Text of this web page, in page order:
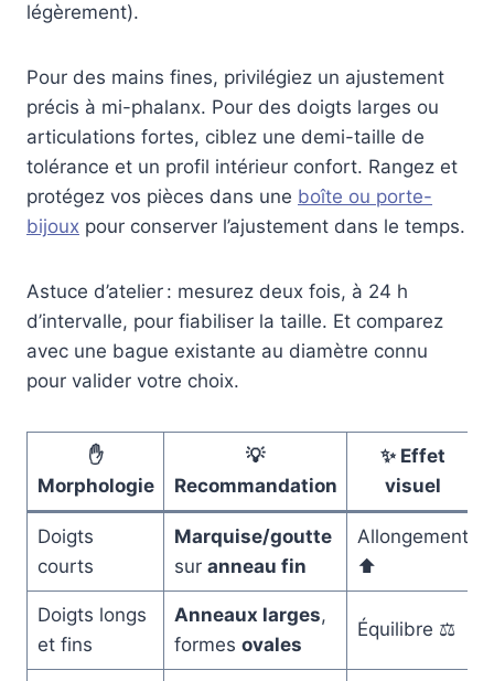
légèrement).
Pour des mains fines, privilégiez un ajustement
précis à mi-phalanx. Pour des doigts larges ou
articulations fortes, ciblez une demi-taille de
tolérance et un profil intérieur confort. Rangez et
protégez vos pièces dans une boîte ou porte-
bijoux pour conserver l’ajustement dans le temps.
Astuce d’atelier : mesurez deux fois, à 24 h
d’intervalle, pour fiabiliser la taille. Et comparez
avec une bague existante au diamètre connu
pour valider votre choix.
✋
Morphologie
💡
Recommandation
✨ Effet
visuel
Doigts
courts
Marquise/goutte
sur anneau fin
Allongement
⬆️
Doigts longs
et fins
Anneaux larges,
formes ovales
Équilibre ⚖️